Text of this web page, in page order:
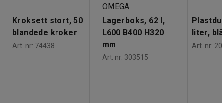
Kroksett stort, 50
blandede kroker
Art. nr: 74438
OMEGA
Lagerboks, 62 l,
L600 B400 H320
mm
Art. nr: 303515
liter,
Art. nr: